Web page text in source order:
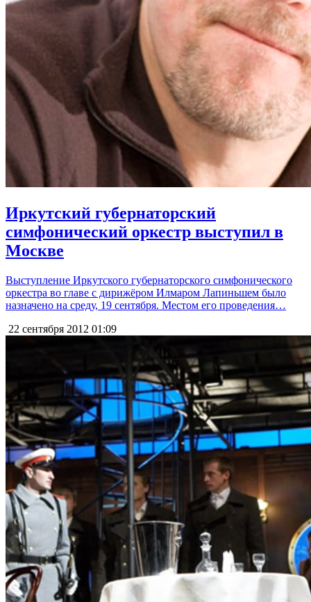
Иркутский губернаторский
симфонический оркестр выступил в
Москве
Выступление Иркутского губернаторского симфонического
оркестра во главе с дирижёром Илмаром Лапиньшем было
назначено на среду, 19 сентября. Местом его проведения…
22 сентября 2012 01:09